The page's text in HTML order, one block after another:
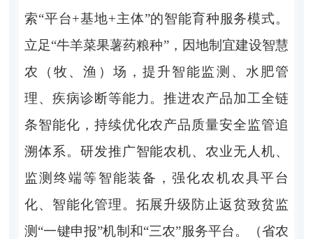
索“平台+基地+主体”的智能育种服务模式。
立足“牛羊菜果薯药粮种”，因地制宜建设智慧
农（牧、渔）场，提升智能监测、水肥管
理、疾病诊断等能力。推进农产品加工全链
条智能化，持续优化农产品质量安全监管追
溯体系。研发推广智能农机、农业无人机、
监测终端等智能装备，强化农机农具平台
化、智能化管理。拓展升级防止返贫致贫监
测“一键申报”机制和“三农”服务平台。（省农